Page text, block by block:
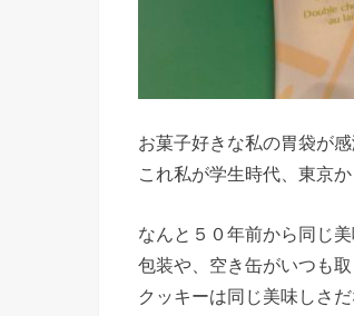
お菓子好きな私の胃袋が
これ私が学生時代、東京
なんと５０年前から同じ美
包装や、空き缶がいつも
クッキーは同じ美味しさだ